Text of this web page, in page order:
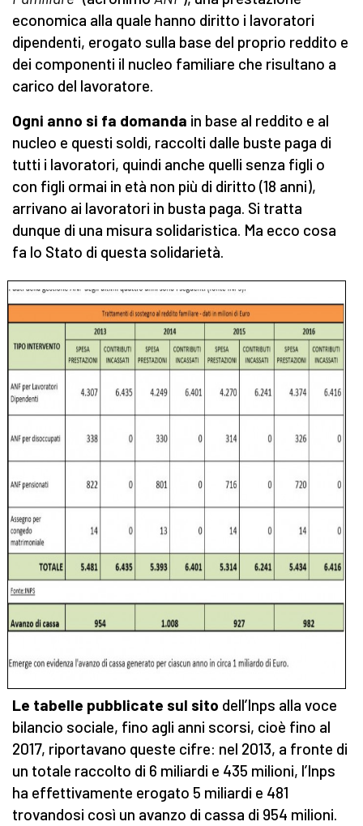
economica alla quale hanno diritto i lavoratori
dipendenti, erogato sulla base del proprio reddito e
dei componenti il nucleo familiare che risultano a
carico del lavoratore.
Ogni anno si fa domanda in base al reddito e al
nucleo e questi soldi, raccolti dalle buste paga di
tutti i lavoratori, quindi anche quelli senza figli o
con figli ormai in età non più di diritto (18 anni),
arrivano ai lavoratori in busta paga. Si tratta
dunque di una misura solidaristica. Ma ecco cosa
fa lo Stato di questa solidarietà.
Le tabelle pubblicate sul sito dell’Inps alla voce
bilancio sociale, fino agli anni scorsi, cioè fino al
2017, riportavano queste cifre: nel 2013, a fronte di
un totale raccolto di 6 miliardi e 435 milioni, l’Inps
ha effettivamente erogato 5 miliardi e 481
trovandosi così un avanzo di cassa di 954 milioni.